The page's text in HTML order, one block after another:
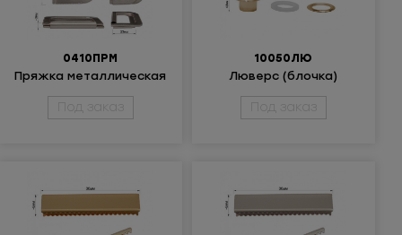
0410ПРМ
Пряжка металлическая
Под заказ
10050ЛЮ
Люверс (блочка)
металлический
Под заказ